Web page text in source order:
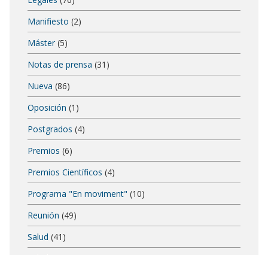
Manifiesto (2)
Máster (5)
Notas de prensa (31)
Nueva (86)
Oposición (1)
Postgrados (4)
Premios (6)
Premios Científicos (4)
Programa "En moviment" (10)
Reunión (49)
Salud (41)